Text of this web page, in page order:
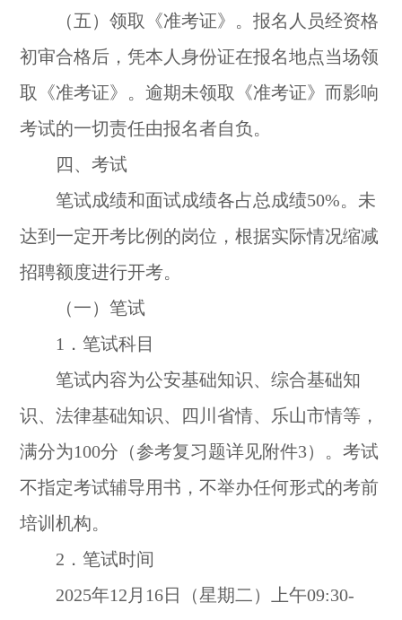
（五）领取《准考证》。报名人员经资格
初审合格后，凭本人身份证在报名地点当场领
取《准考证》。逾期未领取《准考证》而影响
考试的一切责任由报名者自负。
四、考试
笔试成绩和面试成绩各占总成绩50%。未
达到一定开考比例的岗位，根据实际情况缩减
招聘额度进行开考。
（一）笔试
1．笔试科目
笔试内容为公安基础知识、综合基础知
识、法律基础知识、四川省情、乐山市情等，
满分为100分（参考复习题详见附件3）。考试
不指定考试辅导用书，不举办任何形式的考前
培训机构。
2．笔试时间
2025年12月16日（星期二）上午09:30-